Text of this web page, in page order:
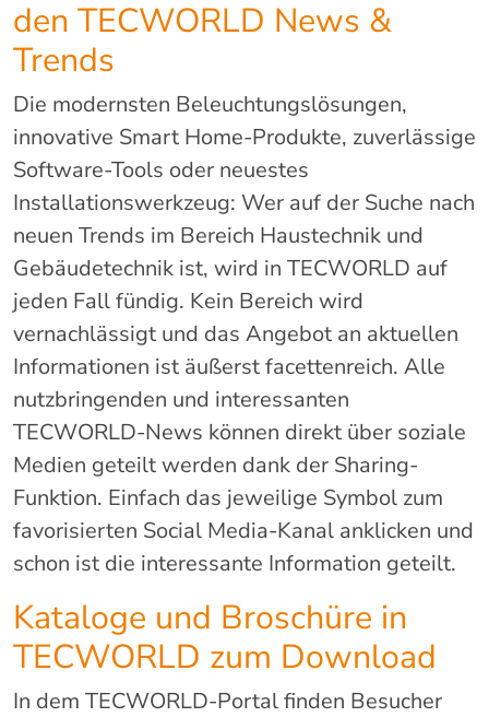
den TECWORLD News &
Trends
Die modernsten Beleuchtungslösungen,
innovative Smart Home-Produkte, zuverlässige
Software-Tools oder neuestes
Installationswerkzeug: Wer auf der Suche nach
neuen Trends im Bereich Haustechnik und
Gebäudetechnik ist, wird in TECWORLD auf
jeden Fall fündig. Kein Bereich wird
vernachlässigt und das Angebot an aktuellen
Informationen ist äußerst facettenreich. Alle
nutzbringenden und interessanten
TECWORLD-News können direkt über soziale
Medien geteilt werden dank der Sharing-
Funktion. Einfach das jeweilige Symbol zum
favorisierten Social Media-Kanal anklicken und
schon ist die interessante Information geteilt.
Kataloge und Broschüre in
TECWORLD zum Download
In dem TECWORLD-Portal finden Besucher